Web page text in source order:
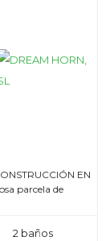
EN
parcela de
2 baños